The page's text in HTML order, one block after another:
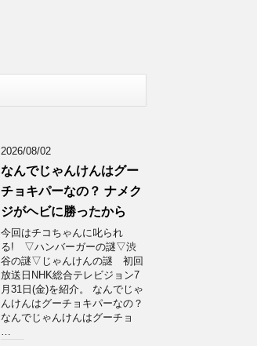
2026/08/02
なんでじゃんけんはグー
チョキパーなの？ ナメク
ジがヘビに勝ったから
今回はチコちゃんに叱られ
る! ▽ハンバーガーの謎▽渋
谷の謎▽じゃんけんの謎 初回
放送日NHK総合テレビジョン7
月31日(金)を紹介。 なんでじゃ
んけんはグーチョキパーなの？
なんでじゃんけんはグーチョ
…